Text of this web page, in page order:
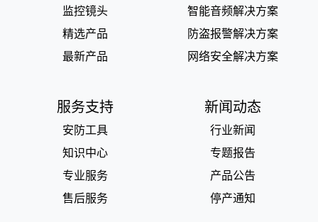
监控镜头
精选产品
最新产品
智能音频解决方案
防盗报警解决方案
网络安全解决方案
服务支持
安防工具
知识中心
专业服务
售后服务
新闻动态
行业新闻
专题报告
产品公告
停产通知